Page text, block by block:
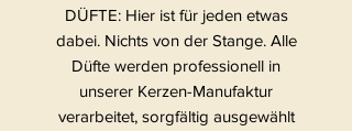
DÜFTE: Hier ist für jeden etwas
dabei. Nichts von der Stange. Alle
Düfte werden professionell in
unserer Kerzen-Manufaktur
verarbeitet, sorgfältig ausgewählt